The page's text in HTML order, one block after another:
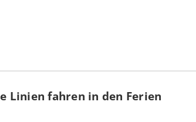
Linien fahren in den Ferien